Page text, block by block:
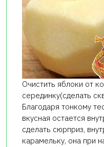
Очистить яблоки от
серединку(сделать
Благодаря тонкому
вкусная остается
сделать сюрприз,
карамельку, она при